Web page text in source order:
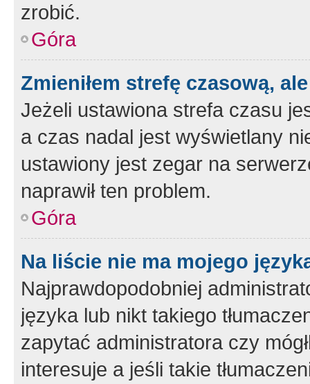
zrobić.
Góra
Zmieniłem strefę czasową,
Jeżeli ustawiona strefa czasu
a czas nadal jest wyświetlany
ustawiony jest zegar na
naprawił ten problem.
Góra
Na liście nie ma mojego
Najprawdopodobniej
języka lub nikt takiego
zapytać administratora czy
interesuje a jeśli takie